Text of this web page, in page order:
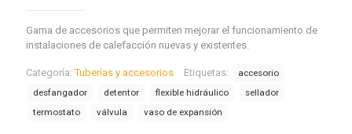
Gama de accesorios que permiten mejorar el funcionamiento de
instalaciones de calefacción nuevas y existentes.
Categoría:Tuberías y accesorios Etiquetas:
accesorio
desfangador
detentor flexible hidráulico
sellador
termostato
válvula vaso de expansión